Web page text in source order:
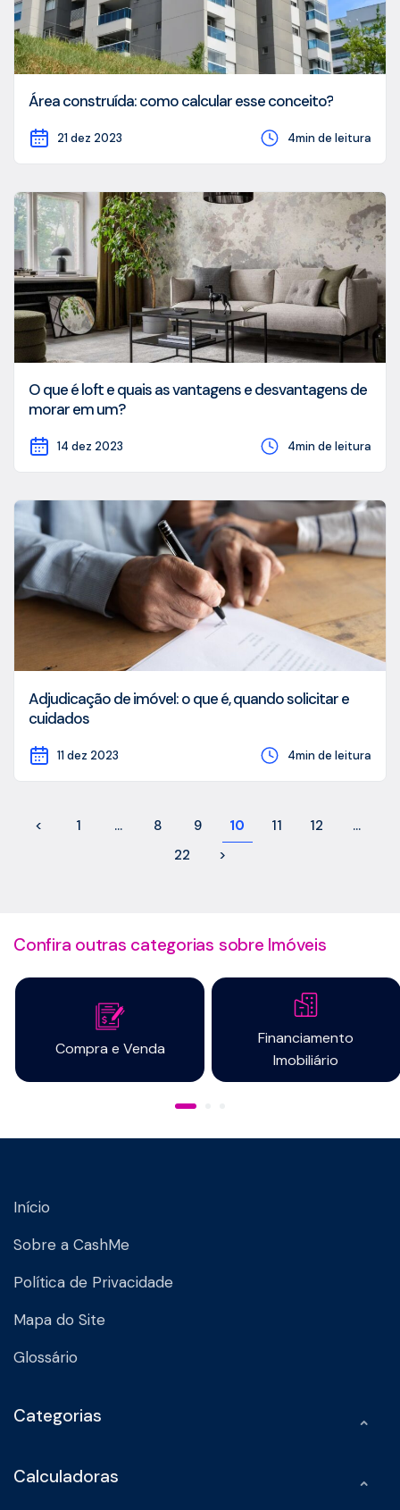
Área construída: como calcular esse conceito?
21 dez 2023 4min de leitura
O que é loft e quais as vantagens e desvantagens de
morar em um?
14 dez 2023 4min de leitura
Adjudicação de imóvel: o que é, quando solicitar e
cuidados
11 dez 2023 4min de leitura
< 1 … 8 9 10 11 12
…
22
>
Confira outras categorias sobre Imóveis
Compra e Venda
Financiamento
Imobiliário
Início
Sobre a CashMe
Política de Privacidade
Mapa do Site
Glossário
Categorias
Calculadoras